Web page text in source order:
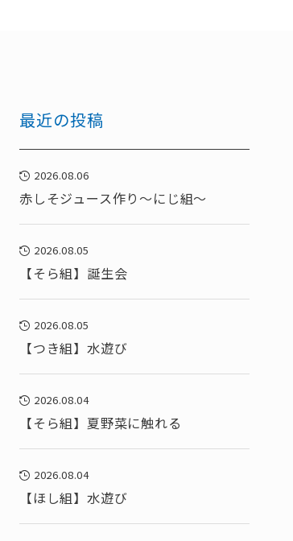
最近の投稿
2026.08.06
赤しそジュース作り～にじ組～
2026.08.05
【そら組】誕生会
2026.08.05
【つき組】水遊び
2026.08.04
【そら組】夏野菜に触れる
2026.08.04
【ほし組】水遊び